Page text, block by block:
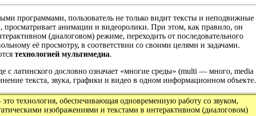
программами, пользователь не только видит тексты и неподвижные
анимации и видеоролики. При этом, как правило, он
(диалоговом) режиме, переходить от последовательного
её просмотру, в соответствии со своими целями и задачами.
технологией мультимедиа.
с латинского дословно означает «многие среды» (multi — много, media
текста, звука, графики и видео в одном информационном объекте.
технология, обеспечивающая одновременную работу со звуком,
изображениями и текстами в интерактивном (диалоговом)